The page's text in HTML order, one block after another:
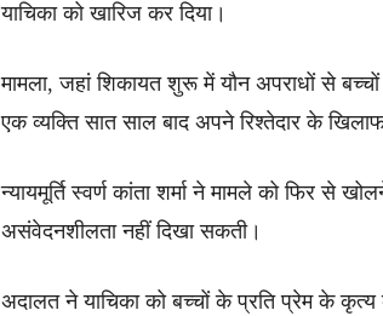
याचिका को खारिज कर दिया।
मामला, जहां शिकायत शुरू में यौन अपराधों से
एक व्यक्ति सात साल बाद अपने रिश्तेदार के
न्यायमूर्ति स्वर्ण कांता शर्मा ने मामले को फिर से
असंवेदनशीलता नहीं दिखा सकती।
अदालत ने याचिका को बच्चों के प्रति प्रेम के